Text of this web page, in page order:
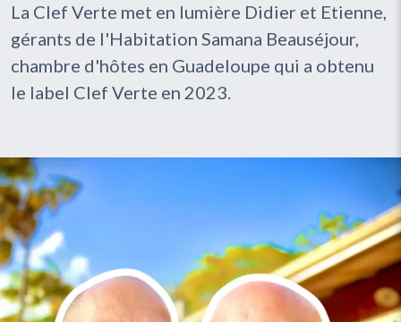
La Clef Verte met en lumière Didier et Etienne,
gérants de l'Habitation Samana Beauséjour,
chambre d'hôtes en Guadeloupe qui a obtenu
le label Clef Verte en 2023.
Image